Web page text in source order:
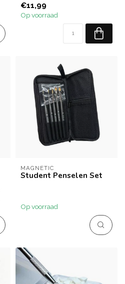
€11,99
Op voorraad
MAGNETIC
Student Penselen Set
Op voorraad